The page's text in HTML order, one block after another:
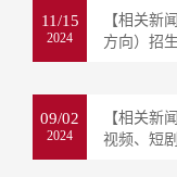
11/15
2024
【相关新
方向）招
09/02
2024
【相关新
视频、短